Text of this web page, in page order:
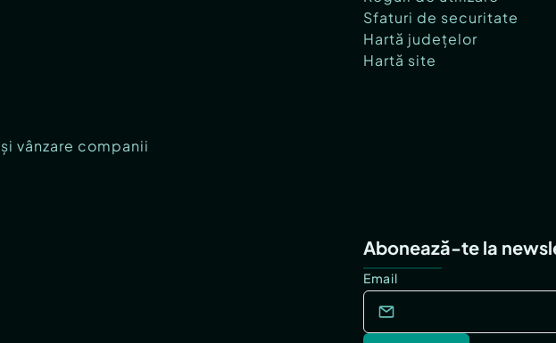
vânzare companii
Sfaturi de securitate
Hartă județelor
Hartă site
Abonează-te la
Email